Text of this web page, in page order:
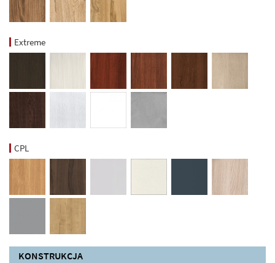
Extreme
CPL
KONSTRUKCJA